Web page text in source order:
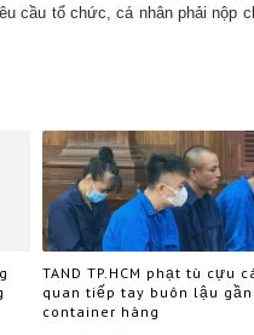
cầu tổ chức, cá nhân phải nộp
TAND TP.HCM phạt tù cựu
quan tiếp tay buôn lậu
container hàng